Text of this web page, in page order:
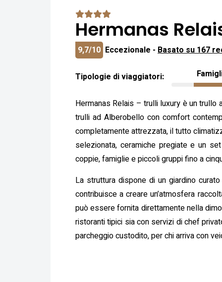
Hermanas
9,7/10 Eccezionale - Basato su 167
Tipologie di viaggiatori:
Hermanas Relais – trulli luxury è un
trulli ad Alberobello con comfort
completamente attrezzata, il tutto
selezionata, ceramiche pregiate e un
coppie, famiglie e piccoli gruppi fino a
La struttura dispone di un giardino
contribuisce a creare un’atmosfera
può essere fornita direttamente nella
ristoranti tipici sia con servizi di chef
parcheggio custodito, per chi arriva con